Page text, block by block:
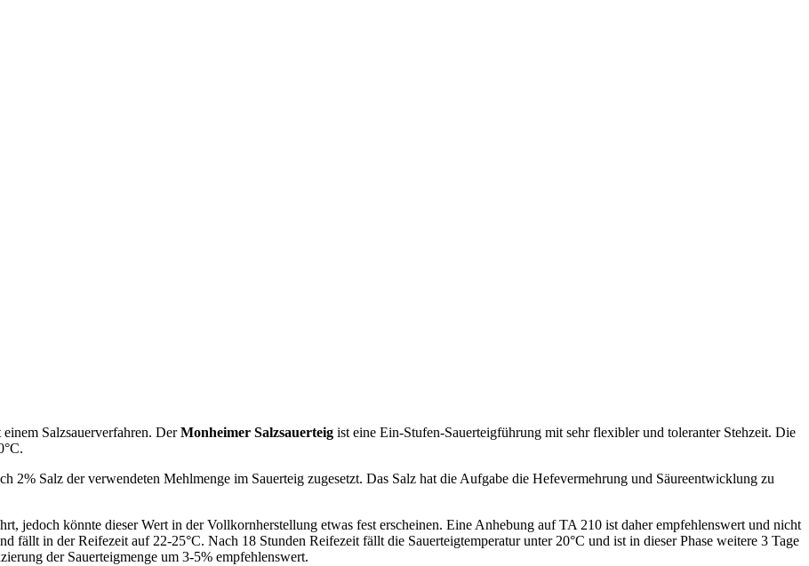
Salzsauerverfahren. DerMonheimer Salzsauerteig ist eine Ein-Stufen-Sauerteigführung mit sehr flexibler und toleranter Stehzeit. Die
2% Salz der verwendeten Mehlmenge im Sauerteig zugesetzt. Das Salz hat die Aufgabe die Hefevermehrung und Säureentwicklung zu
jedoch könnte dieser Wert in der Vollkornherstellung etwas fest erscheinen. Eine Anhebung auf TA 210 ist daher empfehlenswert und nicht
fällt in der Reifezeit auf 22-25°C. Nach 18 Stunden Reifezeit fällt die Sauerteigtemperatur unter 20°C und ist in dieser Phase weitere 3 Tage
der Sauerteigmenge um 3-5% empfehlenswert.